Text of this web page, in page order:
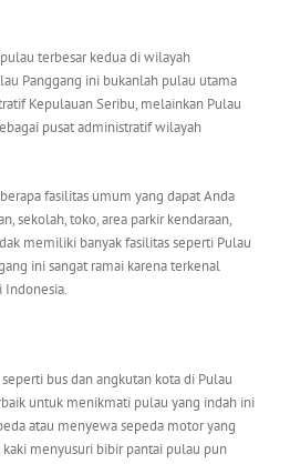
terbesar kedua di wilayah
Panggang ini bukanlah pulau utama
Kepulauan Seribu, melainkan Pulau
pusat administratif wilayah
fasilitas umum yang dapat Anda
sekolah, toko, area parkir kendaraan,
memiliki banyak fasilitas seperti Pulau
ini sangat ramai karena terkenal
Indonesia.
bus dan angkutan kota di Pulau
untuk menikmati pulau yang indah ini
atau menyewa sepeda motor yang
menyusuri bibir pantai pulau pun